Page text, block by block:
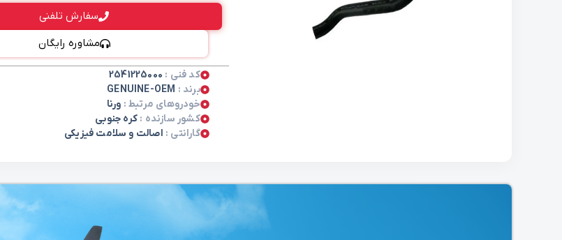
سفارش تلفنی
مشاوره رایگان
کد فنی : 2541225000
برند : GENUINE-OEM
خودروهای مرتبط : ورنا
کشور سازنده :کره جنوبی
گارانتی : اصالت و سلامت فیزیکی